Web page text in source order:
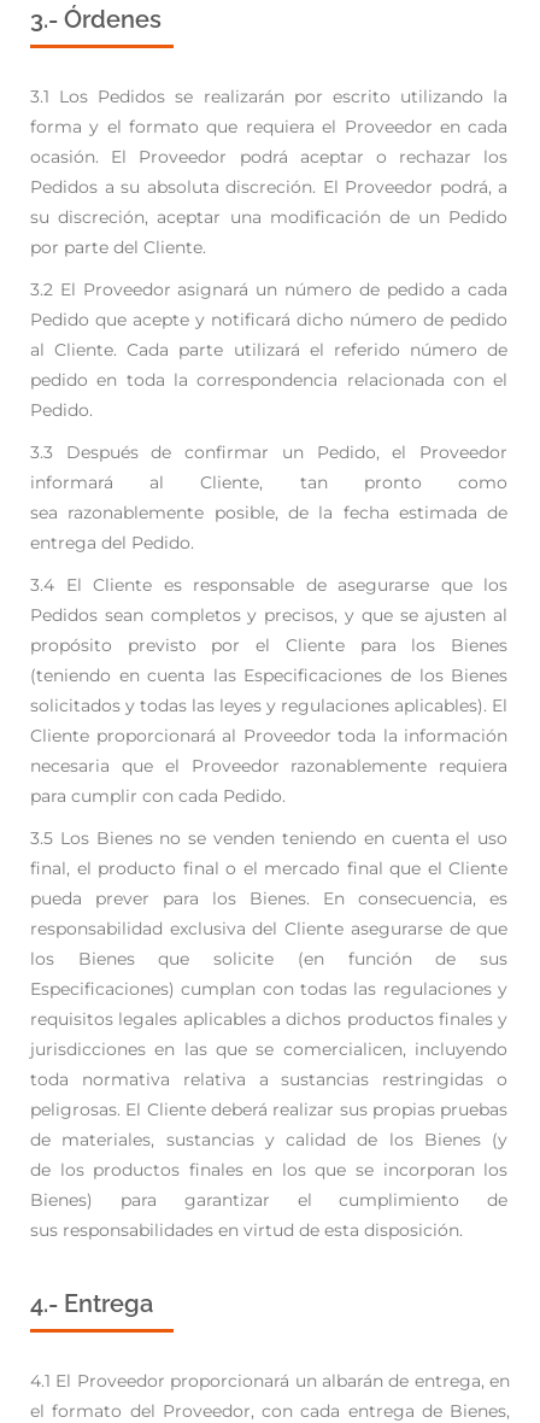
3.- Órdenes
3.1 Los Pedidos se realizarán por escrito utilizando la
forma y el formato que requiera el Proveedor en cada
ocasión. El Proveedor podrá aceptar o rechazar los
Pedidos a su absoluta discreción. El Proveedor podrá, a
su discreción, aceptar una modificación de un Pedido
por parte del Cliente.
3.2 El Proveedor asignará un número de pedido a cada
Pedido que acepte y notificará dicho númerode pedido
al Cliente. Cada parte utilizará el referido número de
pedido en toda la correspondencia relacionada con el
Pedido.
3.3 Después de confirmar un Pedido, el Proveedor
informará al Cliente, tan pronto como
sea razonablemente posible, de la fecha estimada de
entrega del Pedido.
3.4 El Cliente es responsable de asegurarse que los
Pedidos sean completos y precisos, y que se ajusten al
propósito previsto por el Cliente para los Bienes
(teniendo en cuenta las Especificaciones de los Bienes
solicitados y todas las leyes y regulaciones aplicables). El
Cliente proporcionará al Proveedor toda la información
necesaria que el Proveedor razonablemente requiera
para cumplir con cada Pedido.
3.5 Los Bienes no se venden teniendo en cuenta el uso
final, el producto final o el mercado final que el Cliente
pueda prever para los Bienes. En consecuencia, es
responsabilidad exclusiva del Cliente asegurarse de que
los Bienes que solicite (en función de sus
Especificaciones) cumplan con todas las regulaciones y
requisitos legales aplicables a dichos productos finales y
jurisdicciones en lasque se comercialicen, incluyendo
toda normativa relativa a sustancias restringidas o
peligrosas. El Cliente deberá realizar sus propias pruebas
de materiales, sustancias y calidad de los Bienes (y
de los productos finales en los que se incorporan los
Bienes) para garantizar el cumplimiento de
sus responsabilidades en virtud de esta disposición.
4.- Entrega
4.1 El Proveedor proporcionará un albarán de entrega, en
el formato del Proveedor, con cada entrega de Bienes,